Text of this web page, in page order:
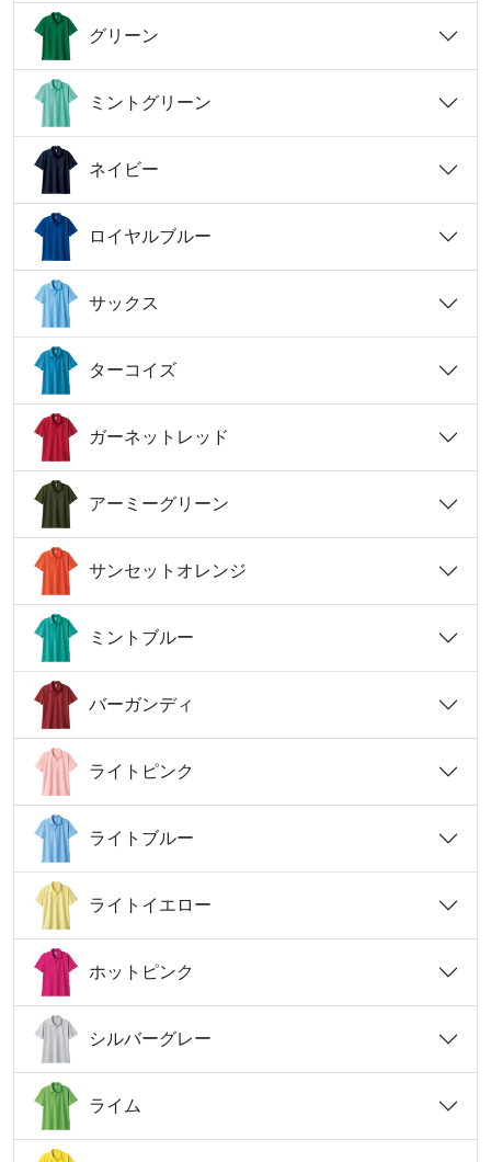
グリーン
ミントグリーン
ネイビー
ロイヤルブルー
サックス
ターコイズ
ガーネットレッド
アーミーグリーン
サンセットオレンジ
ミントブルー
バーガンディ
ライトピンク
ライトブルー
ライトイエロー
ホットピンク
シルバーグレー
ライム